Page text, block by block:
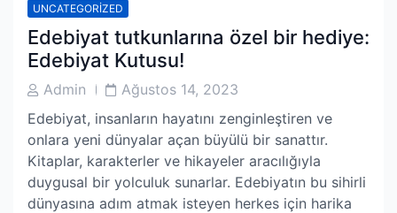
UNCATEGORIZED
Edebiyat tutkunlarına özel bir hediye:
Edebiyat Kutusu!
PostAdmin
PostAğustos 14, 2023
Edebiyat, insanların hayatını zenginleştiren ve
onlara yeni dünyalar açan büyülü bir sanattır.
Kitaplar, karakterler ve hikayeler aracılığıyla
duygusal bir yolculuk sunarlar. Edebiyatın bu sihirli
dünyasına adım atmak isteyen herkes için harika